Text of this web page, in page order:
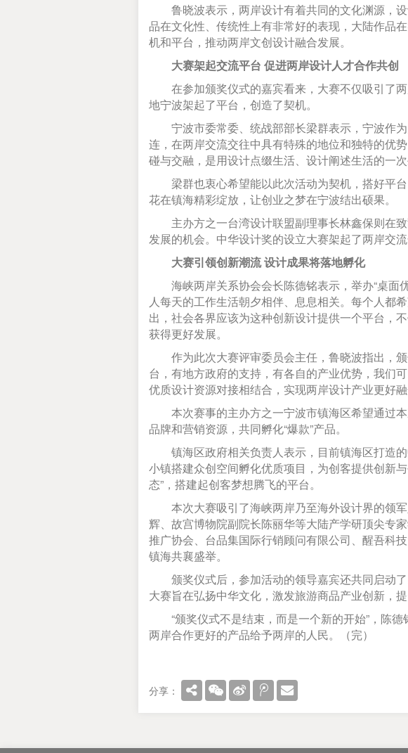
鲁晓波表示，两岸设计有着共同的文化渊源，设
品在文化性、传统性上有非常好的表现，大陆作品
机和平台，推动两岸文创设计融合发展。
大赛架起交流平台 促进两岸设计人才合作共创
在参加颁奖仪式的嘉宾看来，大赛不仅吸引了两
地宁波架起了平台，创造了契机。
宁波市委常委、统战部部长梁群表示，宁波作为
连，在两岸交流交往中具有特殊的地位和独特的优
碰与交融，是用设计点缀生活、设计阐述生活的一次
梁群也衷心希望能以此次活动为契机，搭好平台
花在镇海精彩绽放，让创业之梦在宁波结出硕果。
主办方之一台湾设计联盟副理事长林鑫保则在致
发展的机会。中华设计奖的设立大赛架起了两岸交
大赛引领创新潮流 设计成果将落地孵化
海峡两岸关系协会会长陈德铭表示，举办“桌面
人每天的工作生活朝夕相伴、息息相关。每个人都
出，社会各界应该为这种创新设计提供一个平台，
获得更好发展。
作为此次大赛评审委员会主任，鲁晓波指出，颁
台，有地方政府的支持，有各自的产业优势，我们
优质设计资源对接相结合，实现两岸设计产业更好融
本次赛事的主办方之一宁波市镇海区希望通过本
品牌和营销资源，共同孵化“爆款”产品。
镇海区政府相关负责人表示，目前镇海区打造的
小镇搭建众创空间孵化优质项目，为创客提供创新
态”，搭建起创客梦想腾飞的平台。
本次大赛吸引了海峡两岸乃至海外设计界的领军
辉、故宫博物院副院长陈丽华等大陆产学研顶尖专
推广协会、台品集国际行销顾问有限公司、醒吾科
镇海共襄盛举。
颁奖仪式后，参加活动的领导嘉宾还共同启动了
大赛旨在弘扬中华文化，激发旅游商品产业创新，
“颁奖仪式不是结束，而是一个新的开始”，陈德
两岸合作更好的产品给予两岸的人民。（完）
分享：